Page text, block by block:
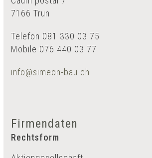
7166 Trun
Telefon 081 330 03 75
Mobile 076 440 03 77
info@simeon-bau.ch
Firmendaten
Rechtsform